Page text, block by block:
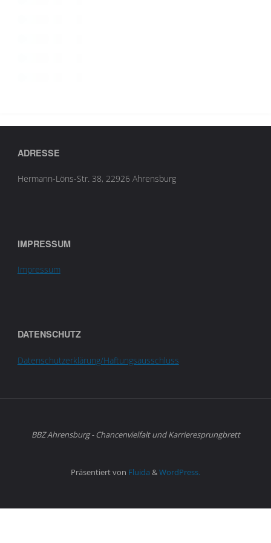
ADRESSE
Hermann-Löns-Str. 38, 22926 Ahrensburg
IMPRESSUM
Impressum
DATENSCHUTZ
Datenschutzerklärung/Haftungsausschluss
BBZ Ahrensburg - Chancenvielfalt und Karrieresprungbrett
Präsentiert von Fluida &WordPress.